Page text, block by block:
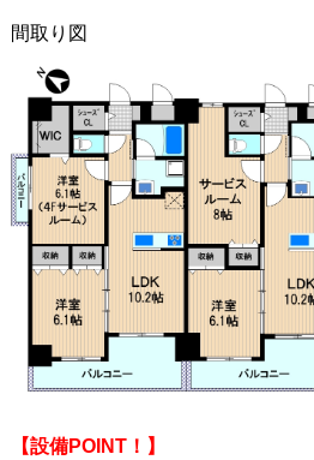
間取り図
【設備POINT！】